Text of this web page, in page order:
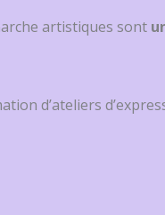
artistiques sont
d’ateliers